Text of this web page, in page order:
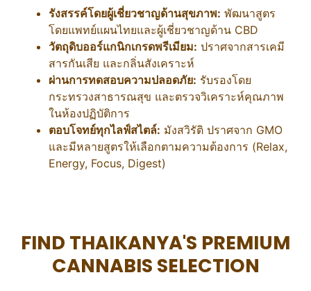
รังสรรค์โดยผู้เชี่ยวชาญด้านสุขภาพ: พัฒนาสูตร
โดยแพทย์แผนไทยและผู้เชี่ยวชาญด้าน CBD
วัตถุดิบออร์แกนิกเกรดพรีเมียม: ปราศจากสารเคมี
สารกันเสีย และกลิ่นสังเคราะห์
ผ่านการทดสอบความปลอดภัย: รับรองโดย
กระทรวงสาธารณสุข และตรวจวิเคราะห์คุณภาพ
ในห้องปฏิบัติการ
ตอบโจทย์ทุกไลฟ์สไตล์: มังสวิรัติ ปราศจาก GMO
และมีหลายสูตรให้เลือกตามความต้องการ (Relax,
Energy, Focus, Digest)
FIND THAIKANYA'S PREMIUM
CANNABIS SELECTION